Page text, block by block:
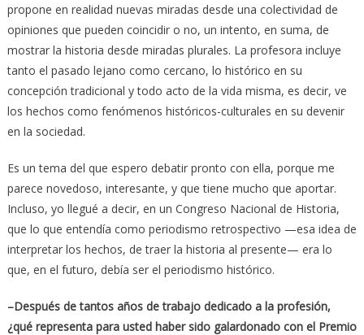
propone en realidad nuevas miradas desde una colectividad de
opiniones que pueden coincidir o no, un intento, en suma, de
mostrar la historia desde miradas plurales. La profesora incluye
tanto el pasado lejano como cercano, lo histórico en su
concepción tradicional y todo acto de la vida misma, es decir, ve
los hechos como fenómenos históricos-culturales en su devenir
en la sociedad.
Es un tema del que espero debatir pronto con ella, porque me
parece novedoso, interesante, y que tiene mucho que aportar.
Incluso, yo llegué a decir, en un Congreso Nacional de Historia,
que lo que entendía como periodismo retrospectivo —esa idea de
interpretar los hechos, de traer la historia al presente— era lo
que, en el futuro, debía ser el periodismo histórico.
–Después de tantos años de trabajo dedicado a la profesión,
¿qué representa para usted haber sido galardonado con el Premio